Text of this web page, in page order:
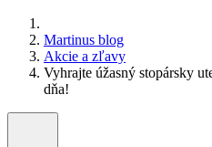
Martinus blog
Akcie a zľavy
Vyhrajte úžasný stopársky
dňa!